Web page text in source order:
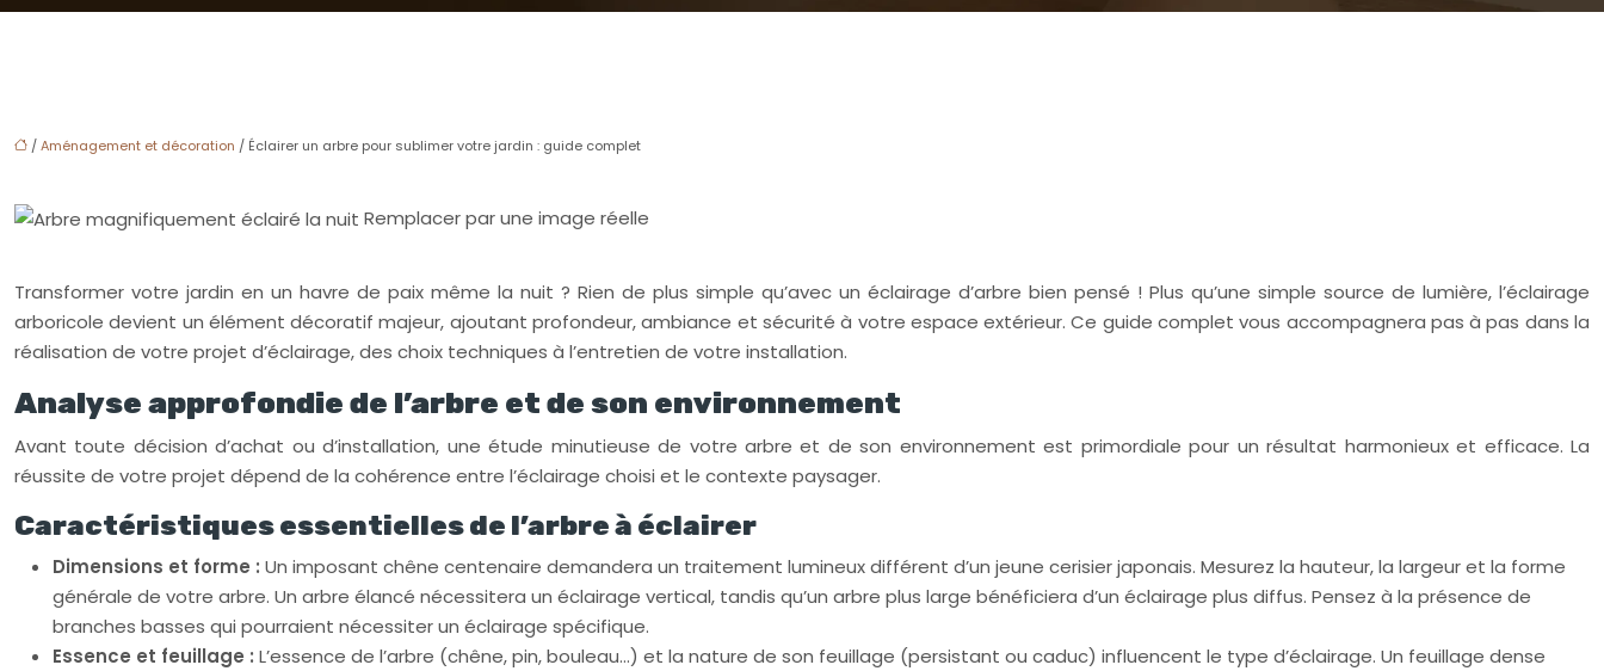
/Aménagement et décoration / Éclairer un arbre pour sublimer votre jardin : guide complet
Remplacer par une image réelle
Transformer votre jardin en un havre de paix même la nuit ? Rien de plus simple qu’avec un éclairage d’arbre bien pensé ! Plus qu’une simple source de lumière, l’éclairage
arboricole devient un élément décoratif majeur, ajoutant profondeur, ambiance et sécurité à votre espace extérieur. Ce guide complet vous accompagnera pas à pas dans la
réalisation de votre projet d’éclairage, des choix techniques à l’entretien de votre installation.
Analyse approfondie de l’arbre et de son environnement
Avant toute décision d’achat ou d’installation, une étude minutieuse de votre arbre et de son environnement est primordiale pour un résultat harmonieux et efficace. La
réussite de votre projet dépend de la cohérence entre l’éclairage choisi et le contexte paysager.
Caractéristiques essentielles de l’arbre à éclairer
Dimensions et forme : Un imposant chêne centenaire demandera un traitement lumineux différent d’un jeune cerisier japonais. Mesurez la hauteur, la largeur et la forme
générale de votre arbre. Un arbre élancé nécessitera un éclairage vertical, tandis qu’un arbre plus large bénéficiera d’un éclairage plus diffus. Pensez à la présence de
branches basses qui pourraient nécessiter un éclairage spécifique.
Essence et feuillage : L’essence de l’arbre (chêne, pin, bouleau…) et la nature de son feuillage (persistant ou caduc) influencent le type d’éclairage. Un feuillage dense